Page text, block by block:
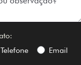
Telefone Email